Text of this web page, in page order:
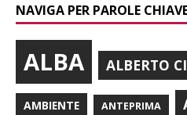
NAVIGA PER PAROLE
ALBA ALBERTO
AMBIENTE ANTEPRIMA